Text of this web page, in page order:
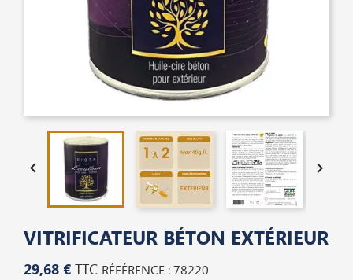
 
VITRIFICATEUR BÉTON EXTÉRIEUR
29,68 € TTC RÉFÉRENCE : 78220